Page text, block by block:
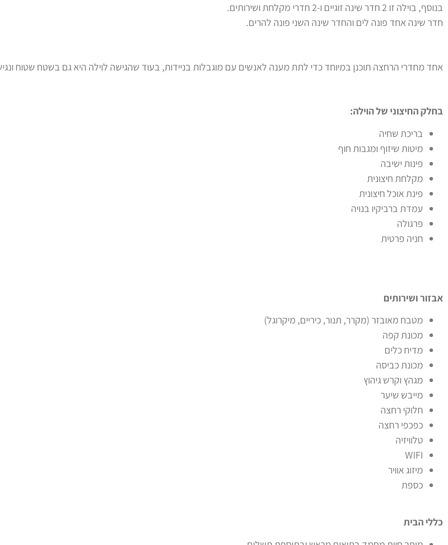
בנוסף, בוילה זו 2 חדר שינה זוגיים ו-2 חדרי מקלחת ושירותים.
חדר שינה אחד פונה לים והחדר שינה השני פונה להרים.
אחד מחדרי הרחצה תוכנן במיוחד כדי לתת מענה לאנשים עם מוגבלות בניידות, בעוד שהגישה לוילה היא גם בשטח שטוח
בחלק החיצוני של הוילה:
בריכת שחיה
מיטות שיזוף ומגבות חוף
פינות ישיבה
מקלחת חיצונית
פינת אוכל חיצונית
עמדת ברביקיו בנויה
פרגולה
חניה פרטית
אבזור ושירותים
מטבח מאובזר (מקרר, תנור, כיריים, מיקרוגל)
מכונת קפה
מדיח כלים
מכונת כביסה
מגהץ וקרש גיהוץ
מייבש שיער
חלוקי רחצה
כפכפי רחצה
טלוויזיה
WIFI
מיזוג אוויר
כספת
כללי הבית